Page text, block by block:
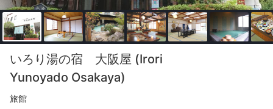
いろり湯の宿 大阪屋 (Irori
Yunoyado Osakaya)
旅館